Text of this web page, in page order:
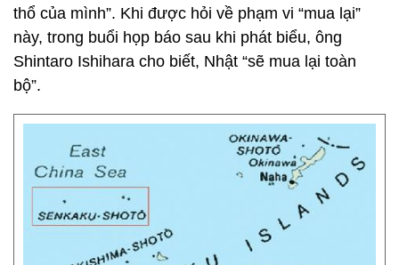
thổ của mình”. Khi được hỏi về phạm vi “mua lại”
này, trong buổi họp báo sau khi phát biểu, ông
Shintaro Ishihara cho biết, Nhật “sẽ mua lại toàn
bộ”.